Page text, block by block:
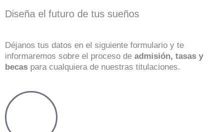
Diseña el futuro de tus sueños
Déjanos tus datos en el siguiente formulario y te
informaremos sobre el proceso de admisión, tasas y
becas para cualquiera de nuestras titulaciones.